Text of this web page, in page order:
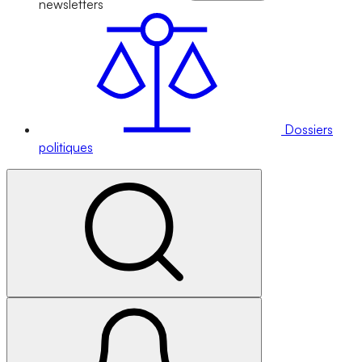
newsletters
Dossiers
politiques